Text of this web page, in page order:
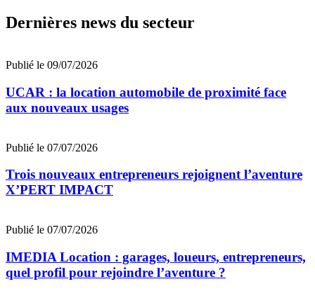
Dernières news du secteur
Publié le 09/07/2026
UCAR : la location automobile de proximité face
aux nouveaux usages
Publié le 07/07/2026
Trois nouveaux entrepreneurs rejoignent l’aventure
X’PERT IMPACT
Publié le 07/07/2026
IMEDIA Location : garages, loueurs, entrepreneurs,
quel profil pour rejoindre l’aventure ?